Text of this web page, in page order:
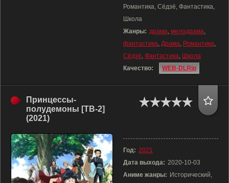
Романтика, Сёдзё, Фантастика,
Школа
Жанры: драма, мелодрама,
фантастика, Драма, Романтика,
Сёдзё, Фантастика, Школа
Качество:
WEB-DLRip
Принцессы-
полудемоны [ТВ-2]
(2021)
Год: 2021
Дата выхода: 2020-10-03
Аниме жанры: Исторический,